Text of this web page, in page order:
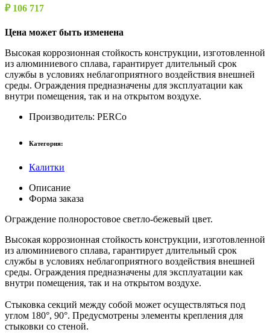
₽ 106 717
Цена может быть изменена
Высокая коррозионная стойкость конструкции, изготовленной
из алюминиевого сплава, гарантирует длительный срок
службы в условиях неблагоприятного воздействия внешней
среды. Ограждения предназначены для эксплуатации как
внутри помещения, так и на открытом воздухе.
Производитель: PERCo
Категория:
Калитки
Описание
Форма заказа
Ограждение полноростовое светло-бежевый цвет.
Высокая коррозионная стойкость конструкции, изготовленной
из алюминиевого сплава, гарантирует длительный срок
службы в условиях неблагоприятного воздействия внешней
среды. Ограждения предназначены для эксплуатации как
внутри помещения, так и на открытом воздухе.
Стыковка секций между собой может осуществляться под
углом 180°, 90°. Предусмотрены элементы крепления для
стыковки со стеной.